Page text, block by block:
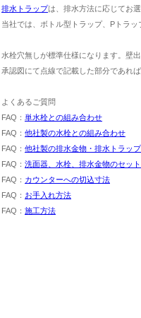
排水トラップは、排水方法に応じてお
当社では、ボトル型トラップ、Pトラ
水栓穴無しが標準仕様になります。壁
承認図にて点線で記載した部分であれ
よくあるご質問
FAQ： 単水栓との組み合わせ
FAQ： 他社製の水栓との組み合わせ
FAQ： 他社製の排水金物・排水トラッ
FAQ： 洗面器、水栓、排水金物のセッ
FAQ： カウンターへの切込寸法
FAQ： お手入れ方法
FAQ： 施工方法